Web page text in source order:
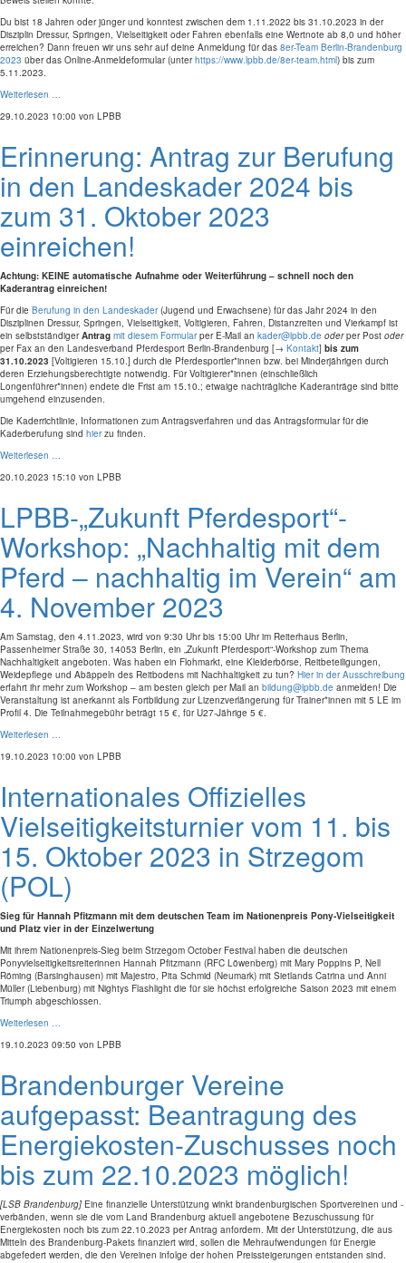
Du bist 18 Jahren oder jünger und konntest zwischen dem 1.11.2022 bis 31.10.2023 in der
Disziplin Dressur, Springen, Vielseitigkeit oder Fahren ebenfalls eine Wertnote ab 8,0 und höher
erreichen? Dann freuen wir uns sehr auf deine Anmeldung für das 8er-Team Berlin-Brandenburg
2023 über das Online-Anmeldeformular (unterhttps://www.lpbb.de/8er-team.html) bis zum
5.11.2023.
Weiterlesen …
29.10.2023 10:00 von LPBB
Erinnerung: Antrag zur Berufung
in den Landeskader 2024 bis
zum 31. Oktober 2023
einreichen!
Achtung: KEINE automatische Aufnahme oder Weiterführung – schnell noch den
Kaderantrag einreichen!
Für die Berufung in den Landeskader(Jugend und Erwachsene) für das Jahr 2024 in den
Disziplinen Dressur, Springen, Vielseitigkeit, Voltigieren, Fahren, Distanzreiten und Vierkampf ist
ein selbstständigerAntrag mit diesem Formularper E-Mail an kader@lpbb.de oderper Post oder
per Fax an den Landesverband Pferdesport Berlin-Brandenburg [→ Kontakt] bis zum
31.10.2023 [Voltigieren 15.10.] durch die Pferdesportler*innen bzw. bei Minderjährigen durch
deren Erziehungsberechtigte notwendig. Für Voltigierer*innen (einschließlich
Longenführer*innen) endete die Frist am 15.10.; etwaige nachträgliche Kaderanträge sind bitte
umgehend einzusenden.
Die Kaderrichtlinie, Informationen zum Antragsverfahren und das Antragsformular für die
Kaderberufung sind hierzu finden.
Weiterlesen …
20.10.2023 15:10 von LPBB
LPBB-„Zukunft Pferdesport“-
Workshop: „Nachhaltig mit dem
Pferd – nachhaltig im Verein“ am
4. November 2023
Am Samstag, den 4.11.2023, wird von 9:30 Uhr bis 15:00 Uhr im Reiterhaus Berlin,
Passenheimer Straße 30, 14053 Berlin, ein „Zukunft Pferdesport“-Workshop zum Thema
Nachhaltigkeit angeboten. Was haben ein Flohmarkt, eine Kleiderbörse, Reitbeteiligungen,
Weidepflege und Abäppeln des Reitbodens mit Nachhaltigkeit zu tun? Hier in der Ausschreibung
erfahrt ihr mehr zum Workshop – am besten gleich per Mail an bildung@lpbb.de anmelden! Die
Veranstaltung ist anerkannt als Fortbildung zur Lizenzverlängerung für Trainer*innen mit 5 LE im
Profil 4. Die Teilnahmegebühr beträgt 15 €, für U27-Jährige 5 €.
Weiterlesen …
19.10.2023 10:00 von LPBB
Internationales Offizielles
Vielseitigkeitsturnier vom 11. bis
15. Oktober 2023 in Strzegom
(POL)
Sieg für Hannah Pfitzmann mit dem deutschen Team im Nationenpreis Pony-Vielseitigkeit
und Platz vier in der Einzelwertung
Mit ihrem Nationenpreis-Sieg beim Strzegom October Festival haben die deutschen
Ponyvielseitigkeitsreiterinnen Hannah Pfitzmann (RFC Löwenberg) mit Mary Poppins P, Nell
Röming (Barsinghausen) mit Majestro, Pita Schmid (Neumark) mit Sietlands Catrina und Anni
Müller (Liebenburg) mit Nightys Flashlight die für sie höchst erfolgreiche Saison 2023 mit einem
Triumph abgeschlossen.
Weiterlesen …
19.10.2023 09:50 von LPBB
Brandenburger Vereine
aufgepasst: Beantragung des
Energiekosten-Zuschusses noch
bis zum 22.10.2023 möglich!
[LSB Brandenburg] Eine finanzielle Unterstützung winkt brandenburgischen Sportvereinen und -
verbänden, wenn sie die vom Land Brandenburg aktuell angebotene Bezuschussung für
Energiekosten noch bis zum 22.10.2023 per Antrag anfordern. Mit der Unterstützung, die aus
Mitteln des Brandenburg-Pakets finanziert wird, sollen die Mehraufwendungen für Energie
abgefedert werden, die den Vereinen infolge der hohen Preissteigerungen entstanden sind.